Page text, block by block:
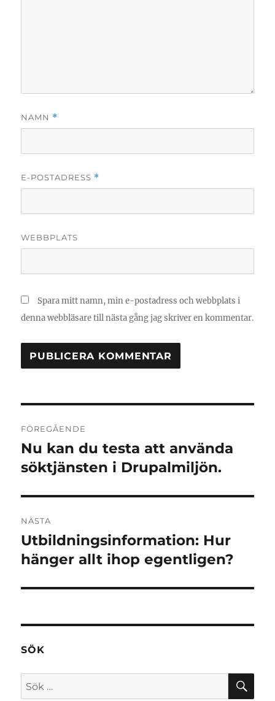
NAMN *
E-POSTADRESS *
WEBBPLATS
Spara mitt namn, min e-postadress och webbplats i
denna webbläsare till nästa gång jag skriver en kommentar.
FÖREGÅENDE
Föregående
inlägg:
Nu kan du testa att använda
söktjänsten i Drupalmiljön.
NÄSTA
Nästa
inlägg:
Utbildningsinformation: Hur
hänger allt ihop egentligen?
SÖK
Sök